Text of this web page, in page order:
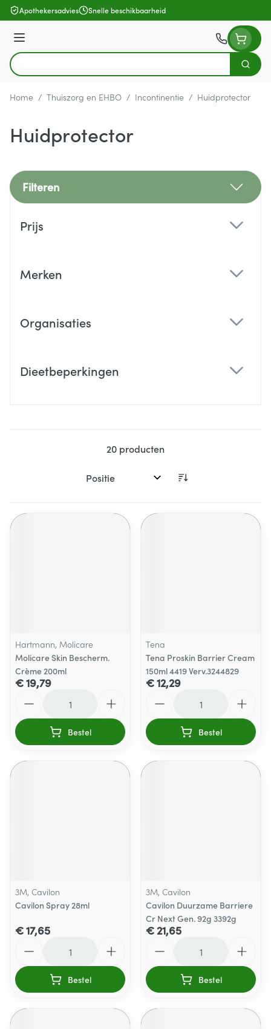
Ga naar de inhoud
Apothekersadvies Snelle beschikbaarheid
Menu
Product, merk, categorie...
Zoek
Home / Thuiszorg en EHBO / Incontinentie / Huidprotector
Huidprotector
Filteren
Prijs
Merken
Organisaties
Dieetbeperkingen
20 producten
Sorteer op:
Hartmann, Molicare
Molicare Skin Bescherm.
Crème 200ml
€ 19,79
Bestel
Tena
Tena Proskin Barrier Cream
150ml 4419 Verv.3244829
€ 12,29
Bestel
3M, Cavilon
Cavilon Spray 28ml
€ 17,65
Bestel
3M, Cavilon
Cavilon Duurzame Barriere
Cr Next Gen. 92g 3392g
€ 21,65
Bestel